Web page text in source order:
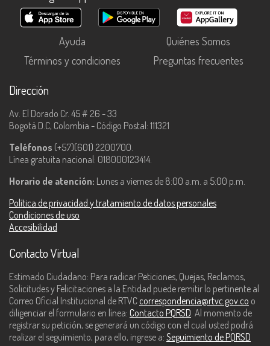
Ayuda
Quiénes Somos
Términos y condiciones
Preguntas frecuentes
Dirección
Av. El Dorado Cr. 45 # 26 - 33
Bogotá D.C, Colombia - Código Postal: 111321
Teléfonos (+57)(601) 2200700.
Línea gratuita nacional: 018000123414.
Horario de atención: Lunes a viernes de 8:00 a.m. a 5:00 p.m.
Política de privacidad y tratamiento de datos personales
Condiciones de uso
Accesibilidad
Contacto Virtual
Estimado Ciudadano: Para radicar Peticiones, Quejas, Reclamos,
Solicitudes y Felicitaciones a la Entidad puede remitir lo pertinente al
Correo Oficial Institucional de RTVC correspondencia@rtvc.gov.co o
diligenciar el formulario en línea: Contacto PQRSD. Al momento de
registrar su petición, se generará un código con el cual usted podrá
realizar el seguimiento, para ello, ingrese a: Seguimiento de PQRSD